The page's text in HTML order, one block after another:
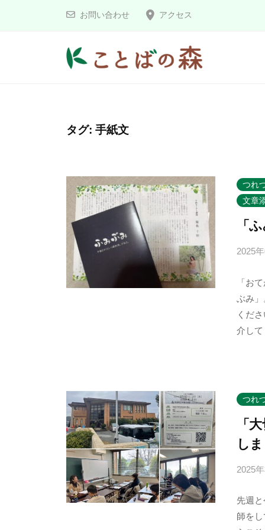
お問い合わせ アクセス
の
タグ: 手紙文
つれ
文章
「
2025
「お
ぶみ
くだ
介し
つれ
「
し
2025
先週
師を
と
森